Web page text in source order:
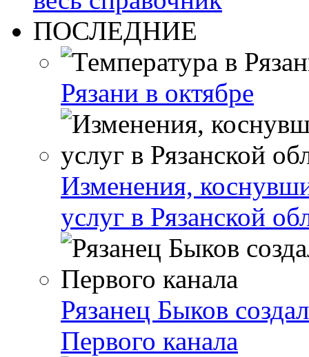
ПОСЛЕДНИЕ
Рязани в октябре
Изменения,
услуг в Рязанской
Рязанец Быков
Первого канала